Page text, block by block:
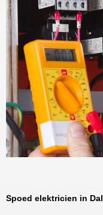
Spoed elektricien in